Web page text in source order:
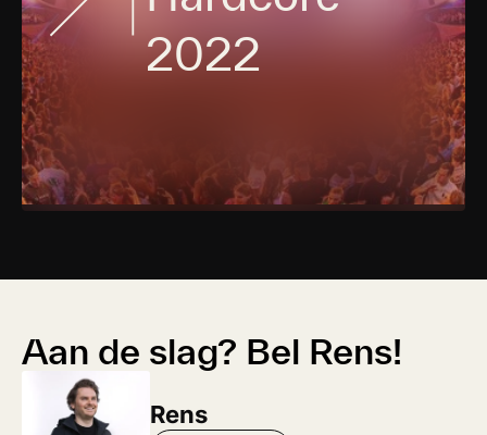
2022
Aan de slag? Bel Rens!
Rens